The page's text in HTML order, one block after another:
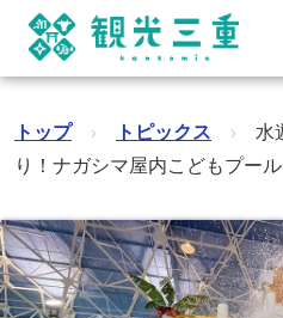
トップ › トピックス ›
水
り！ナガシマ屋内こどもプー